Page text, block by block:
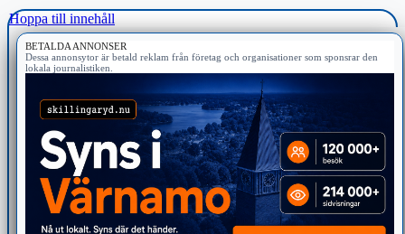
Hoppa till innehåll
BETALDA ANNONSER
Dessa annonsytor är betald reklam från företag och organisationer som sponsrar den
lokala journalistiken.